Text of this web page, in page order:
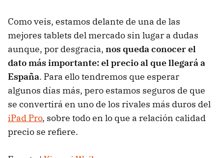
Como veis, estamos delante de una de las
mejores tablets del mercado sin lugar a dudas
aunque, por desgracia, nos queda conocer el
dato más importante: el precio al que llegará a
España. Para ello tendremos que esperar
algunos días más, pero estamos seguros de que
se convertirá en uno de los rivales más duros del
iPad Pro, sobre todo en lo que a relación calidad
precio se refiere.